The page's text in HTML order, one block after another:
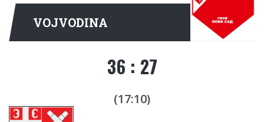
VOJVODINA
36 : 27
(17:10)